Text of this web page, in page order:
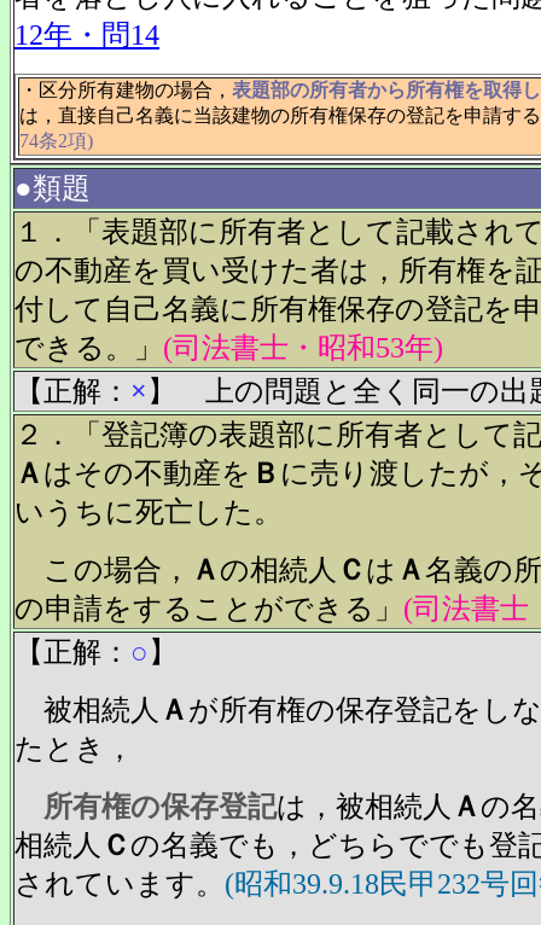
12年・問14
・区分所有建物の場合， 表題部の所有者から所有権を取得
は，直接自己名義に当該建物の所有権保存の登記を申請す
74条2項)
●類題
１．「表題部に所有者として記載され
の不動産を買い受けた者は，所有権を
付して自己名義に所有権保存の登記を
できる。」 (司法書士・昭和53年)
【正解： × 】 上の問題と全く同一の出
２．「登記簿の表題部に所有者として
Ａはその不動産を Ｂ に売り渡したが，
いうちに死亡した。
この場合， Ａの相続人 Ｃは Ａ名義の
の申請をすることができる」 (司法書士
【正解： ○ 】
被相続人 Ａが所有権の保存登記をし
たとき，
所有権の保存登記は，被相続人 Ａの
相続人 Ｃの名義でも，どちらででも登
されています。 (昭和39.9.18民甲232号